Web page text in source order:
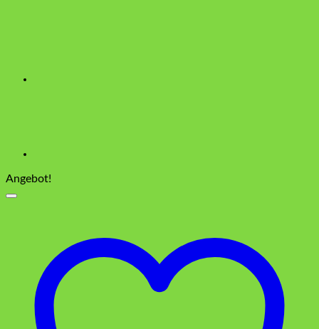
Angebot!